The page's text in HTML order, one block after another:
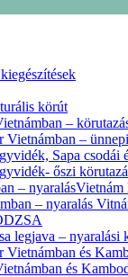
körút
–
Vietnámban –
Sapa csodái
őszi
–
– nyaralás
legjava – nyaralási
Vietnámban és
és